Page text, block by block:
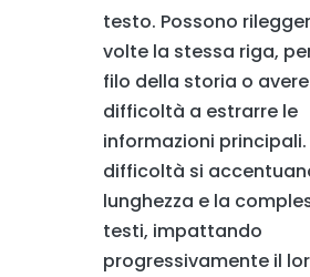
testo. Possono
volte la stessa riga,
filo della storia o avere
difficoltà a estrarre le
informazioni
difficoltà si
lunghezza e la
testi, impattando
progressivamente il